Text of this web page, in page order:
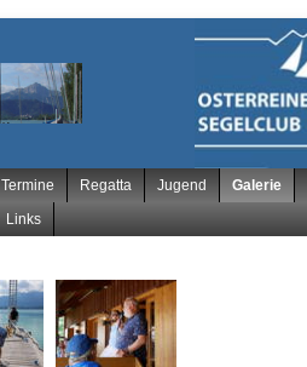
Termine Regatta Jugend
Galerie
Links